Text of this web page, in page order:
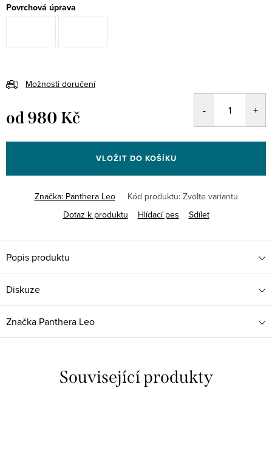
Povrchová úprava
Možnosti doručení
od980 Kč
cena:
VLOŽIT DO KOŠÍKU
Značka: Panthera Leo Kód produktu: Zvolte variantu
Dotaz k produktu
Hlídací pes Sdílet
Popis produktu
Diskuze
Značka Panthera Leo
Související produkty